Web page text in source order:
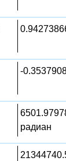
-
радиан